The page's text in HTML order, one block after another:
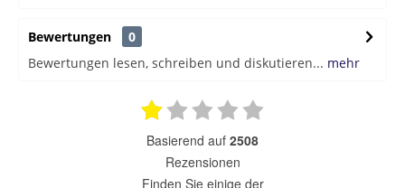
Bewertungen
0
Bewertungen lesen, schreiben und diskutieren... mehr
basierend auf 2508
Rezensionen
finden Sie einige der